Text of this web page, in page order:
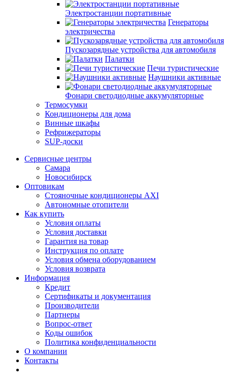
Электростанции портативные
Генераторы
электричества
Пускозарядные устройства для автомобиля
Палатки
Печи туристические
Наушники активные
Фонари светодиодные аккумуляторные
Термосумки
Кондиционеры для дома
Винные шкафы
Рефрижераторы
SUP-доски
Сервисные центры
Самара
Новосибирск
Оптовикам
Стояночные кондиционеры AXI
Автономные отопители
Как купить
Условия оплаты
Условия доставки
Гарантия на товар
Инструкция по оплате
Условия обмена оборудованием
Условия возврата
Информация
Кредит
Сертификаты и документация
Производители
Партнеры
Вопрос-ответ
Коды ошибок
Политика конфиденциальности
О компании
Контакты